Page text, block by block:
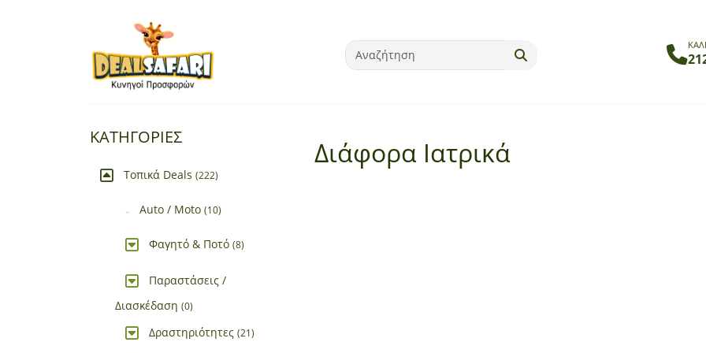
ΚΑΤΗΓΟΡΙΕΣ
Τοπικά Deals (222)
Auto / Moto (10)
Φαγητό & Ποτό (8)
Παραστάσεις /
Διασκέδαση (0)
Δραστηριότητες (21)
Διάφορα Ιατρικά